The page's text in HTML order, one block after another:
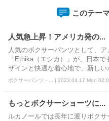
このテー
人気急上昇！アメリカ発の...
人気のボクサーパンツとして、
「Ethika（エシカ）」が、日本
ザインと快適な着心地で、新しい
ボクサーパンツ・... | 2023.04.17 Mon
もっとボクサーショーツに...
ルカノールでは長年に渡りボク